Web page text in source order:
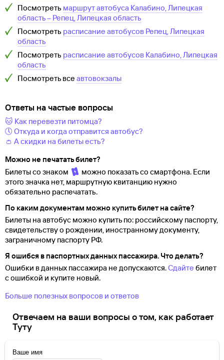
Посмотреть маршрут автобуса Калабино, Липецкая
область– Репец, Липецкая область
Посмотреть расписание автобусов Репец, Липецкая
область
Посмотреть расписание автобусов Калабино, Липецкая
область
Посмотреть все автовокзалы
Ответы на частые вопросы
🐱 Как перевезти питомца?
🕔 Откуда и когда отправится автобус?
👛 А скидки на билеты есть?
Можно не печатать билет?
Билеты со знаком
можно показать со смартфона. Если
этого значка нет, маршрутную квитанцию нужно
обязательно распечатать.
По каким документам можно купить билет на сайте?
Билеты на автобус можно купить по: российскому паспорту,
свидетельству о рождении, иностранному документу,
заграничному паспорту РФ.
Я ошибся в паспортных данных пассажира. Что делать?
Ошибки в данных пассажира не допускаются.Сдайте билет
с ошибкой и купите новый.
Больше полезных вопросов и ответов
Отвечаем на ваши вопросы о том, как работает
Туту
Ваше имя